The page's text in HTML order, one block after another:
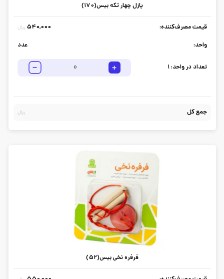
پازل چهار تکه بیس(170)
قیمت مصرف‌کننده: 540,000 ریال
واحد: عدد
تعداد در واحد:1
جمع کل ریال
فرفره نخی بیس(52)